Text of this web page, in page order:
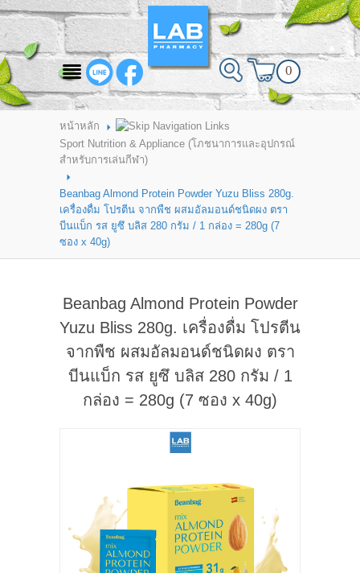
สินค้าที่สนใจ
HOME
ABOUT LAB PHARMACY
PRODUCT
BRANDS
HOW TO ORDER
แจ้งชำระเงิน
CONTACT US
BRANCH
0
หน้าหลัก
Sport Nutrition & Appliance (โภชนาการและอุปกรณ์
สำหรับการเล่นกีฬา)
Beanbag Almond Protein Powder Yuzu Bliss 280g.
เครื่องดื่ม โปรตีน จากพืช ผสมอัลมอนด์ชนิดผง ตรา
บีนแบ็ก รส ยูซึ บลิส 280 กรัม / 1 กล่อง = 280g (7
ซอง x 40g)
Beanbag Almond Protein Powder
Yuzu Bliss 280g. เครื่องดื่ม โปรตีน
จากพืช ผสมอัลมอนด์ชนิดผง ตรา
บีนแบ็ก รส ยูซึ บลิส 280 กรัม / 1
กล่อง = 280g (7 ซอง x 40g)